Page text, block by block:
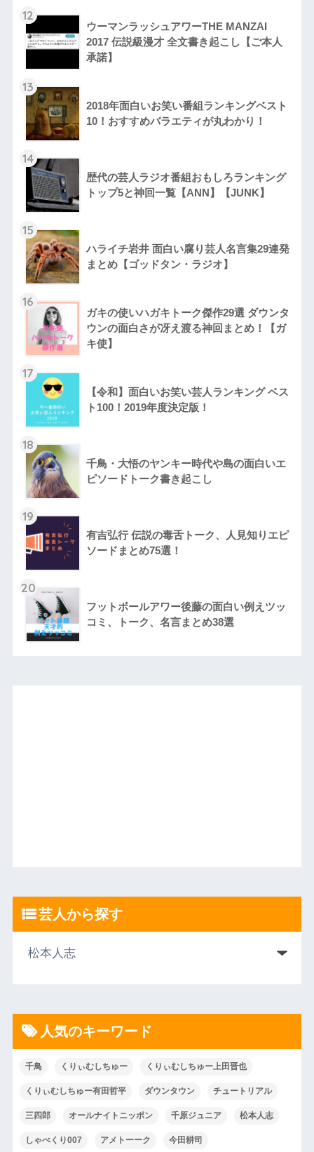
12
ウーマンラッシュアワーTHE MANZAI
2017 伝説級漫才 全文書き起こし【ご本人
承諾】
13
2018年面白いお笑い番組ランキングベスト
10！おすすめバラエティが丸わかり！
14
歴代の芸人ラジオ番組おもしろランキング
トップ5と神回一覧【ANN】【JUNK】
15
ハライチ岩井 面白い腐り芸人名言集29連発
まとめ【ゴッドタン・ラジオ】
16
ガキの使いハガキトーク傑作29選 ダウンタ
ウンの面白さが冴え渡る神回まとめ！【ガ
キ使】
17
【令和】面白いお笑い芸人ランキング ベス
ト100！2019年度決定版！
18
千鳥・大悟のヤンキー時代や島の面白いエ
ピソードトーク書き起こし
19
有吉弘行 伝説の毒舌トーク、人見知りエピ
ソードまとめ75選！
20
フットボールアワー後藤の面白い例えツッ
コミ、トーク、名言まとめ38選
芸人から探す
人気のキーワード
千鳥 くりぃむしちゅー くりぃむしちゅー上田晋也
くりぃむしちゅー有田哲平 ダウンタウン チュートリアル
三四郎 オールナイトニッポン 千原ジュニア 松本人志
しゃべくり007 アメトーーク 今田耕司